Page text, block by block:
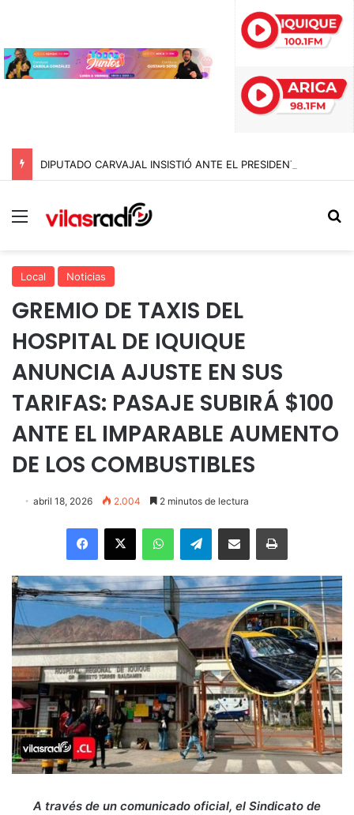
Menú
Local Noticias
GREMIO DE TAXIS DEL
HOSPITAL DE IQUIQUE
ANUNCIA AJUSTE EN SUS
TARIFAS: PASAJE SUBIRÁ $100
ANTE EL IMPARABLE AUMENTO
DE LOS COMBUSTIBLES
abril 18, 2026 2.004 2 minutos de lectura
Facebook
X WhatsAppTelegramEnviar vía email Imprimir
A través de un comunicado oficial, el Sindicato de